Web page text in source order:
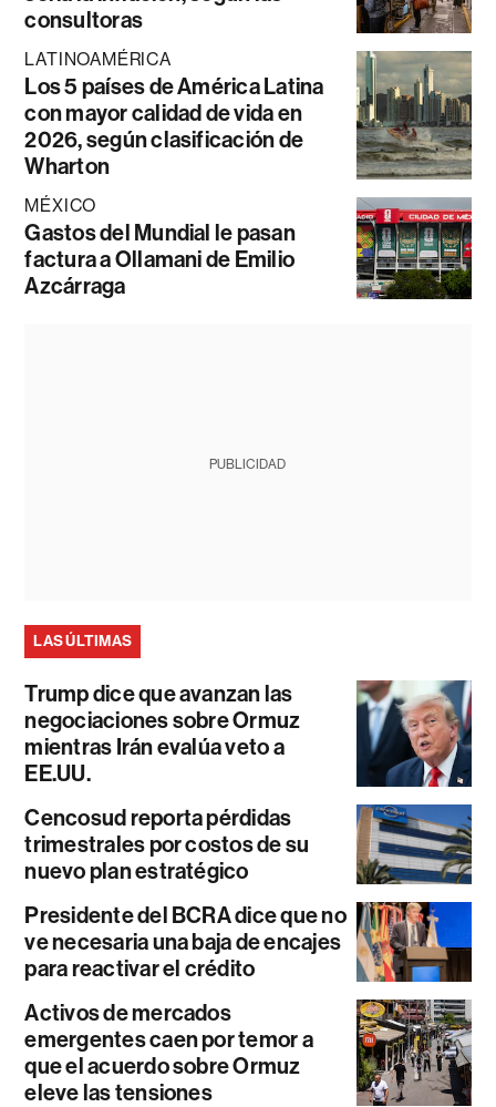
consultoras
LATINOAMÉRICA
Los 5 países de América Latina
con mayor calidad de vida en
2026, según clasificación de
Wharton
MÉXICO
Gastos del Mundial le pasan
factura a Ollamani de Emilio
Azcárraga
PUBLICIDAD
LAS ÚLTIMAS
Trump dice que avanzan las
negociaciones sobre Ormuz
mientras Irán evalúa veto a
EE.UU.
Cencosud reporta pérdidas
trimestrales por costos de su
nuevo plan estratégico
Presidente del BCRA dice que no
ve necesaria una baja de encajes
para reactivar el crédito
Activos de mercados
emergentes caen por temor a
que el acuerdo sobre Ormuz
eleve las tensiones